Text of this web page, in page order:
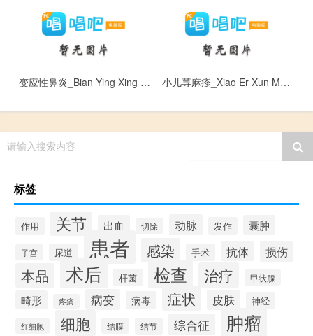
变应性鼻炎_Bian Ying Xing Bi Yan 小儿荨麻疹_Xiao Er Xun Ma ZHen
请输入搜索内容
标签
作用 关节 出血 切除 动脉 发作 囊肿
子宫 尿道 患者 感染 手术 抗体 损伤
本品 术后 杆菌 检查 治疗 甲状腺
畸形 疼痛 病变 病毒 症状 皮肤 神经
红细胞 细胞 结膜 结节 综合征 肿瘤